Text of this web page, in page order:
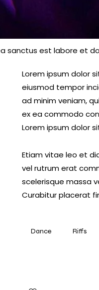
sanctus est labore et
Lorem ipsum dolor
eiusmod tempor
ad minim veniam,
ex ea commodo
Lorem ipsum dolor
Etiam vitae leo et
vel rutrum erat
scelerisque massa
Curabitur placerat
Dance Riffs